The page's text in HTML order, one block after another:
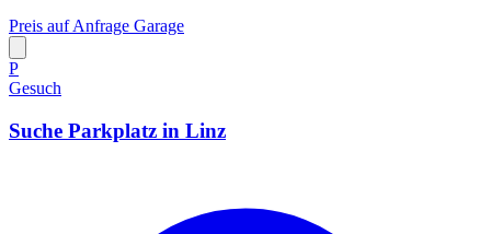
Preis auf Anfrage Garage
P
Gesuch
Suche Parkplatz in Linz